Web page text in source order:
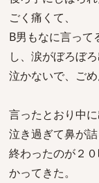
ごく痛くて、
B男もなに言って
し、涙がぼろぼろ
泣かないで、ご
言ったとおり中
泣き過ぎて鼻が
終わったのが２
かってきた。